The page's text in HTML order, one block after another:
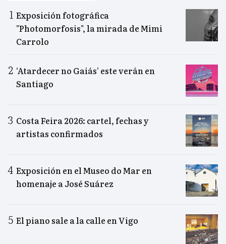
Exposición fotográfica
"Photomorfosis", la mirada de Mimi
Carrolo
‘Atardecer no Gaiás’ este verán en
Santiago
Costa Feira 2026: cartel, fechas y
artistas confirmados
Exposición en el Museo do Mar en
homenaje a José Suárez
El piano sale a la calle en Vigo